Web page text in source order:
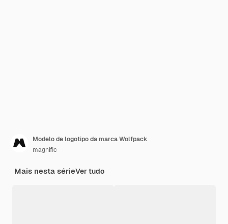
Modelo de logotipo da marca Wolfpack
magnific
Mais nesta sérieVer tudo